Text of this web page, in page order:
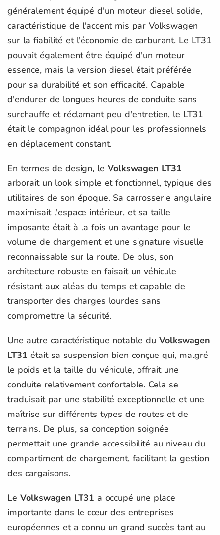
généralement équipé d'un moteur diesel solide,
caractéristique de l'accent mis par Volkswagen
sur la fiabilité et l'économie de carburant. Le LT31
pouvait également être équipé d'un moteur
essence, mais la version diesel était préférée
pour sa durabilité et son efficacité. Capable
d'endurer de longues heures de conduite sans
surchauffe et réclamant peu d'entretien, le LT31
était le compagnon idéal pour les professionnels
en déplacement constant.
En termes de design, le Volkswagen LT31
arborait un look simple et fonctionnel, typique des
utilitaires de son époque. Sa carrosserie angulaire
maximisait l'espace intérieur, et sa taille
imposante était à la fois un avantage pour le
volume de chargement et une signature visuelle
reconnaissable sur la route. De plus, son
architecture robuste en faisait un véhicule
résistant aux aléas du temps et capable de
transporter des charges lourdes sans
compromettre la sécurité.
Une autre caractéristique notable du Volkswagen
LT31 était sa suspension bien conçue qui, malgré
le poids et la taille du véhicule, offrait une
conduite relativement confortable. Cela se
traduisait par une stabilité exceptionnelle et une
maîtrise sur différents types de routes et de
terrains. De plus, sa conception soignée
permettait une grande accessibilité au niveau du
compartiment de chargement, facilitant la gestion
des cargaisons.
Le Volkswagen LT31 a occupé une place
importante dans le cœur des entreprises
européennes et a connu un grand succès tant au